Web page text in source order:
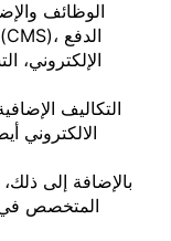
الإلكتروني،
الالكتروني
بالإضافة إلى
المتخصص في